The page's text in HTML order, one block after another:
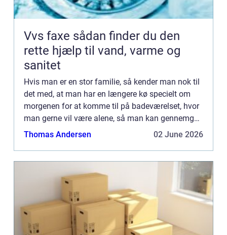
Vvs faxe sådan finder du den
rette hjælp til vand, varme og
sanitet
Hvis man er en stor familie, så kender man nok til
det med, at man har en længere kø specielt om
morgenen for at komme til på badeværelset, hvor
man gerne vil være alene, så man kan gennemgå
ens sædvanlige morgenrutine. Man er bare ikke
Thomas Andersen 02 June 2026